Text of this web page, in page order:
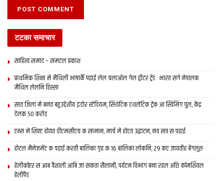
टटका समाचार
साहित्य समाद – समटल प्रकाश
प्राथमिक शि‍क्षा मे मैथि‍ली भाषाकेँ पढ़ाई लेल चलाओल गेल ट्वीटर ट्रेंड : भारत संगे नेपालक
मैथिल लेलनि हिस्सा
सात जिला मे बनत बहुउद्देशीय इंडोर स्‍टेडि‍यम, सिंथेटिक एथलेटिक ट्रेक आ स्विमिंग पुल, केंद्र
देलक 50 करोड़
एम्स मे शिफ्ट होयत डीएमसीएच क सामान, मार्च मे होएत उद्घाटन, नव सत्र स पढाई
होटल मैनेजमेंट क पढ़ाई करती बालिका गृह क 16 बालिका लोकनि, 29 कए जायतीह बेंगलुरु
हेलीकॉप्टर स आब वैशाली आबि जा सकता सैलानी, पर्यटन विभाग बना रहल अछि कॉमर्शियल
हेलीपैड